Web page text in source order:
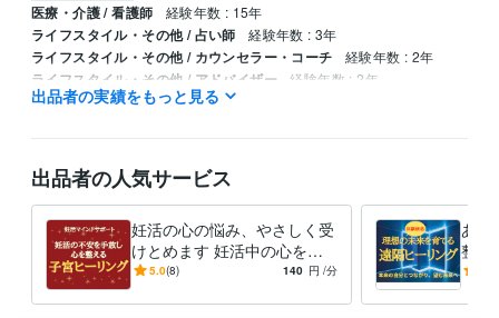
医療・介護 / 看護師 経験年数 : 15年
ライフスタイル・その他 / 占い師 経験年数 : 3年
ライフスタイル・その他 / カウンセラー・コーチ 経験年数 : 2年
ライフスタイル・その他 / アドバイザー 経験年数 : 2年
マヤ暦アドバイザー 取得年 : 2022年
看護師
認定レイキヒーラー 取得年 : 2020年
出品者の実績をもっと見る
出品者の人気サービス
妊活の心の悩み、やさしく受
けとめます 妊活中の心を整
えて妊娠力アップを目指す
5.0(8) 140 円 /分
あな
整え
歩踏